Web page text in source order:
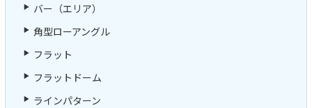
バー（エリア）
角型ローアングル
フラット
フラットドーム
ラインパターン